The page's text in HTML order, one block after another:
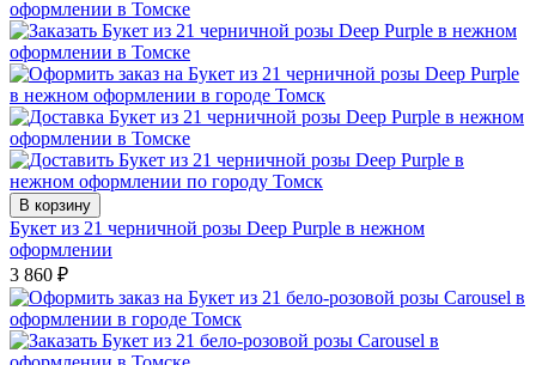
В корзину
Букет из 21 черничной розы Deep Purple в нежном
оформлении
3 860 ₽